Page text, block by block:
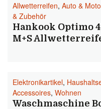
Allwetterreifen, Auto &
& Zubehör
Hankook Optimo
M+S
Elektronikartikel,
Accessoires, Wohnen
Waschmaschine